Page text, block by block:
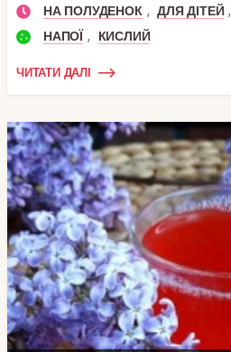
НА ПОЛУДЕНОК , ДЛЯ ДІТЕЙ ,
НАПОЇ , КИСЛИЙ
ЧИТАТИ ДАЛІ